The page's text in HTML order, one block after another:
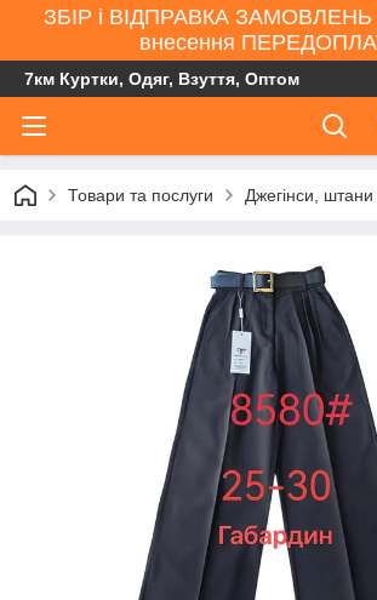
ЗБІР і ВІДПРАВКА ЗАМОВЛЕНЬ
внесення
7км Куртки, Одяг, Взуття, Оптом
Товари та послуги Джегінси, штани